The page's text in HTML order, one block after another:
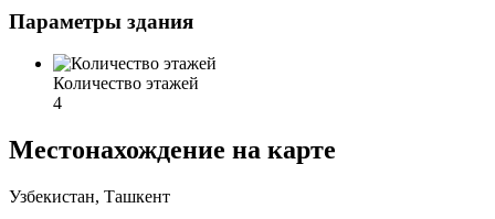
Параметры здания
Количество этажей
4
Местонахождение на карте
Узбекистан, Ташкент